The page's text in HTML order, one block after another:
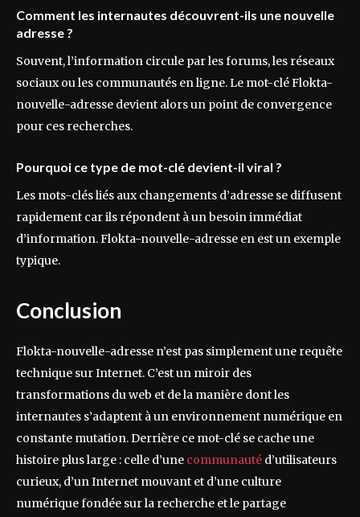
Comment les internautes découvrent-ils une nouvelle
adresse ?
Souvent, l’information circule par les forums, les réseaux
sociaux ou les communautés en ligne. Le mot-clé Flokta-
nouvelle-adresse devient alors un point de convergence
pour ces recherches.
Pourquoi ce type de mot-clé devient-il viral ?
Les mots-clés liés aux changements d’adresse se diffusent
rapidement car ils répondent à un besoin immédiat
d’information. Flokta-nouvelle-adresse en est un exemple
typique.
Conclusion
Flokta-nouvelle-adresse n’est pas simplement une requête
technique sur Internet. C’est un miroir des
transformations du web et de la manière dont les
internautes s’adaptent à un environnement numérique en
constante mutation. Derrière ce mot-clé se cache une
histoire plus large : celle d’une communauté d’utilisateurs
curieux, d’un Internet mouvant et d’une culture
numérique fondée sur la recherche et le partage